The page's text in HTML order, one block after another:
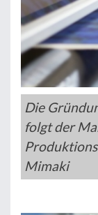
Die
folgt der
Mimaki